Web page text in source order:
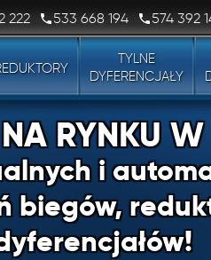
222 533 668 194 574 392
TYLNE
DYFERENCJAŁY
RYNKU
i
biegów,